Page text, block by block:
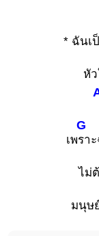
* ฉันเ
หั
เพ
G
รา
ไม่
มนุษ